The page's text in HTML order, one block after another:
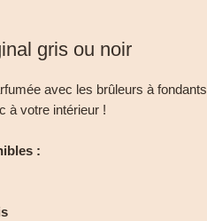
gris ou noir
avec les brûleurs à fondants
à votre intérieur !
: